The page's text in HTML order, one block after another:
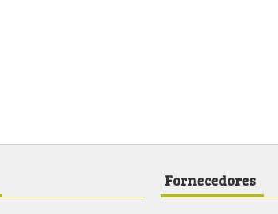
Fornecedores